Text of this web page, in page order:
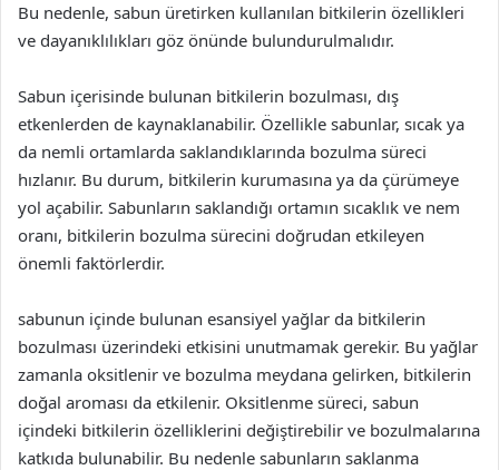
Bu nedenle, sabun üretirken kullanılan bitkilerin özellikleri
ve dayanıklılıkları göz önünde bulundurulmalıdır.
Sabun içerisinde bulunan bitkilerin bozulması, dış
etkenlerden de kaynaklanabilir. Özellikle sabunlar, sıcak ya
da nemli ortamlarda saklandıklarında bozulma süreci
hızlanır. Bu durum, bitkilerin kurumasına ya da çürümeye
yol açabilir. Sabunların saklandığı ortamın sıcaklık ve nem
oranı, bitkilerin bozulma sürecini doğrudan etkileyen
önemli faktörlerdir.
sabunun içinde bulunan esansiyel yağlar da bitkilerin
bozulması üzerindeki etkisini unutmamak gerekir. Bu yağlar
zamanla oksitlenir ve bozulma meydana gelirken, bitkilerin
doğal aroması da etkilenir. Oksitlenme süreci, sabun
içindeki bitkilerin özelliklerini değiştirebilir ve bozulmalarına
katkıda bulunabilir. Bu nedenle sabunların saklanma